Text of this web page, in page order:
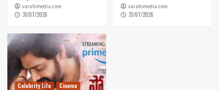
varahimedia.com
31/07/2026
varahimedia.com
31/07/2026
Celebrity Life
Cinema